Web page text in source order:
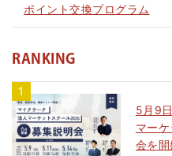
ポイント交換プログラム
RANKING
5月9
マー
会を開